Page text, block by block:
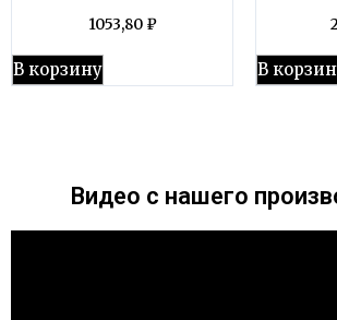
1053,80 ₽
В корзину В
Видео с нашего